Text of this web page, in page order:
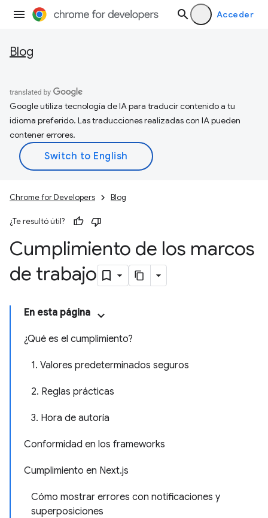
Acceder
Blog
Google utiliza tecnología de IA para traducir contenido a tu
idioma preferido. Las traducciones realizadas con IA pueden
contener errores.
Chrome for Developers Blog
¿Te resultó útil?
Cumplimiento de los marcos
de trabajo
En esta página
¿Qué es el cumplimiento?
1. Valores predeterminados seguros
2. Reglas prácticas
3. Hora de autoría
Conformidad en los frameworks
Cumplimiento en Next.js
Cómo mostrar errores con notificaciones y
superposiciones